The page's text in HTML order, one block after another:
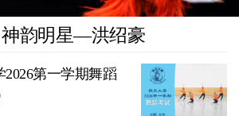
神韵明星—洪绍豪
2026第一学期舞蹈